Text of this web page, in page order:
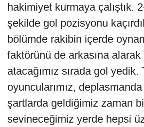
hakimiyet kurmaya çalıştık.
şekilde gol pozisyonu
bölümde rakibin içerde
faktörünü de arkasına alarak
atacağımız sırada gol yedik.
oyuncularımız,
şartlarda geldiğimiz zaman
sevineceğimiz yerde hepsi